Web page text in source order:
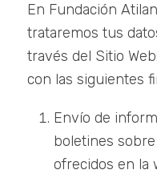
En Fundación
trataremos tus
través del Sitio
con las siguientes
Envío de
boletines
ofrecidos en la